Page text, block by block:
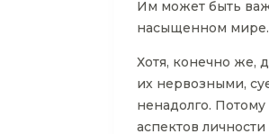
Им может быть
насыщенном мире.
Хотя, конечно же,
их нервозными,
ненадолго.
аспектов